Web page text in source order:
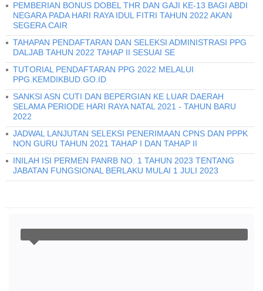
PEMBERIAN BONUS DOBEL THR DAN GAJI KE-13 BAGI ABDI
NEGARA PADA HARI RAYA IDUL FITRI TAHUN 2022 AKAN
SEGERA CAIR
TAHAPAN PENDAFTARAN DAN SELEKSI ADMINISTRASI PPG
DALJAB TAHUN 2022 TAHAP II SESUAI SE
TUTORIAL PENDAFTARAN PPG 2022 MELALUI
PPG.KEMDIKBUD.GO.ID
SANKSI ASN CUTI DAN BEPERGIAN KE LUAR DAERAH
SELAMA PERIODE HARI RAYA NATAL 2021 - TAHUN BARU
2022
JADWAL LANJUTAN SELEKSI PENERIMAAN CPNS DAN PPPK
NON GURU TAHUN 2021 TAHAP I DAN TAHAP II
INILAH ISI PERMEN PANRB NO. 1 TAHUN 2023 TENTANG
JABATAN FUNGSIONAL BERLAKU MULAI 1 JULI 2023